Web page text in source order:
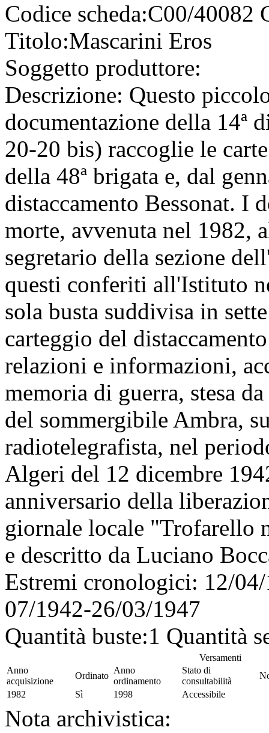
Codice scheda:C00/40082
Titolo:Mascarini Eros
Soggetto produttore:
Descrizione: Questo
documentazione della 14ª
20-20 bis) raccoglie le
della 48ª brigata e, dal
distaccamento Bessonat. I
morte, avvenuta nel 1982,
segretario della sezione
questi conferiti all'Istituto
sola busta suddivisa in
carteggio del
relazioni e informazioni,
memoria di guerra, stesa
del sommergibile Ambra,
radiotelegrafista, nel
Algeri del 12 dicembre
anniversario della
giornale locale "Trofarello
e descritto da Luciano
Estremi cronologici: 12/
07/1942-26/03/1947
Quantità buste:1 Quantità
Versamenti
Anno
acquisizione
Ordinato
Anno
ordinamento
Stato di
consultabilità
1982
Sì 1998 Accessibile
Nota archivistica: